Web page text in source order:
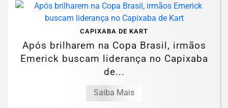
CAPIXABA DE KART
Após brilharem na Copa Brasil, irmãos
Emerick buscam liderança no Capixaba
de...
Saiba Mais